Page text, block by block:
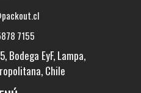
7155
Bodega EyF, Lampa,
Chile